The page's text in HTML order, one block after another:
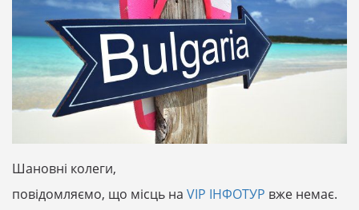
Шановні колеги,
повідомляємо, що місць на VIP ІНФОТУР вже немає.